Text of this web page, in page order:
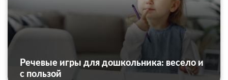
Речевые игры для дошкольника: весело и
с пользой